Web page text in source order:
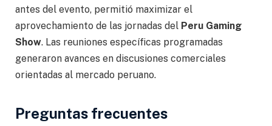
antes del evento, permitió maximizar el
aprovechamiento de las jornadas del Peru Gaming
Show. Las reuniones específicas programadas
generaron avances en discusiones comerciales
orientadas al mercado peruano.
Preguntas frecuentes